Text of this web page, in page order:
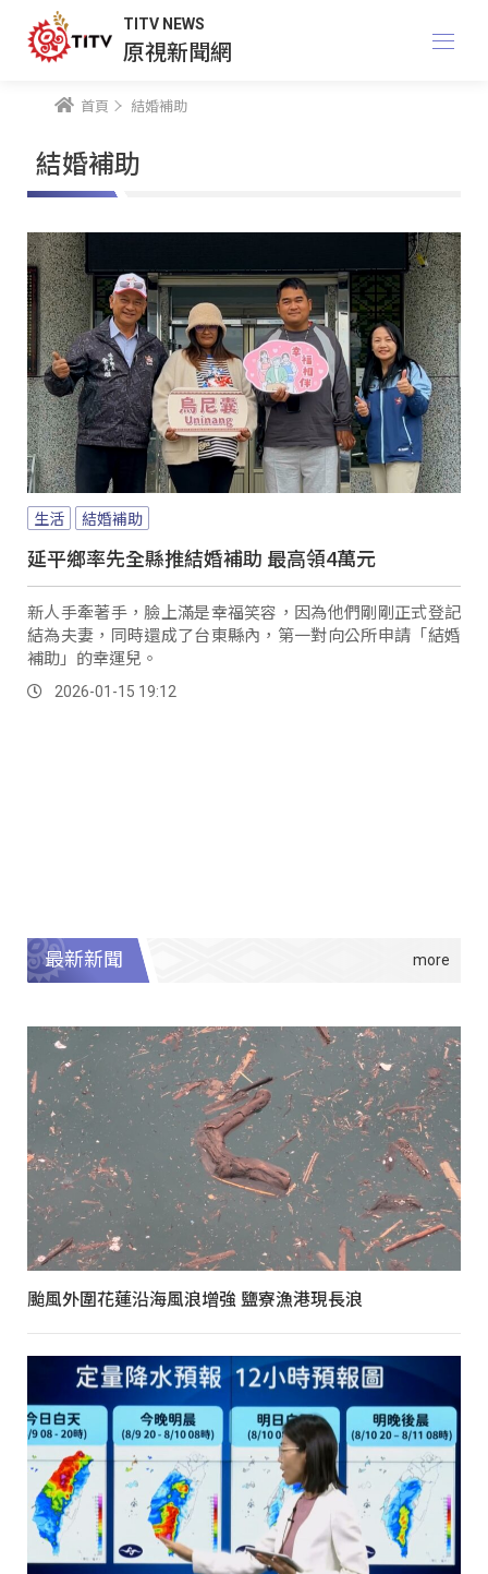
TITV NEWS
原視新聞網
首頁 結婚補助
結婚補助
生活 結婚補助
延平鄉率先全縣推結婚補助 最高領4萬元
新人手牽著手，臉上滿是幸福笑容，因為他們剛剛正式登記
結為夫妻，同時還成了台東縣內，第一對向公所申請「結婚
補助」的幸運兒。
2026-01-15 19:12
最新新聞
颱風外圍花蓮沿海風浪增強 鹽寮漁港現長浪